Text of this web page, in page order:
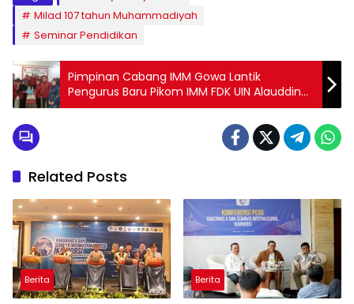
Milad 107 tahun Muhammadiyah
Seminar Pendidikan
Pimpinan Cabang IMM Gowa Lantik
Pengurus Baru Pikom IMM FDK UIN Alauddin
Periode 2019-2020
Related Posts
Berita Berita